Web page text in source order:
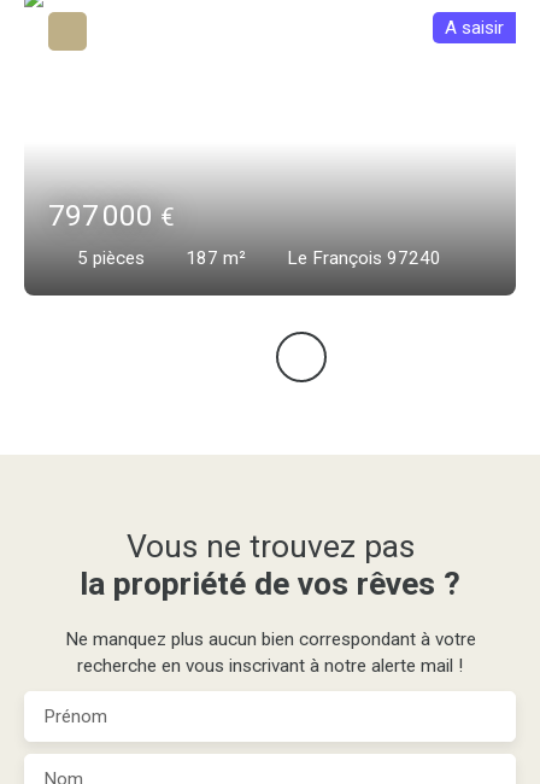
797 000€
5 pièces 187 m² Le François 97240
A saisir
Vous ne trouvez pas
la propriété de vos rêves ?
Ne manquez plus aucun bien correspondant à votre
recherche en vous inscrivant à notre alerte mail !
Prénom
Nom